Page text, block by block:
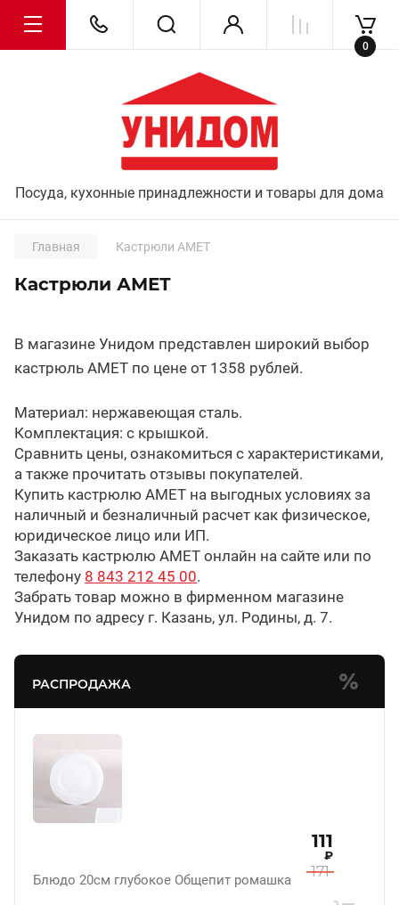
Посуда, кухонные принадлежности и товары для дома
0
РАСПРОДАЖА
Блюдо 20см глубокое Общепит ромашка 171
111
₽
Главная Кастрюли АМЕТ
Кастрюли АМЕТ
В магазине Унидом представлен широкий выбор
кастрюль АМЕТ по цене от 1358 рублей.
Материал: нержавеющая сталь.
Комплектация: с крышкой.
Сравнить цены, ознакомиться с характеристиками,
а также прочитать отзывы покупателей.
Купить кастрюлю АМЕТ на выгодных условиях за
наличный и безналичный расчет как физическое,
юридическое лицо или ИП.
Заказать кастрюлю АМЕТ онлайн на сайте или по
телефону 8 843 212 45 00.
Забрать товар можно в фирменном магазине
Унидом по адресу г. Казань, ул. Родины, д. 7.